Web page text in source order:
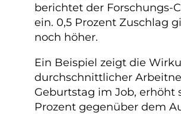
berichtet der Forschungs-
ein. 0,5 Prozent Zuschlag
noch höher.
Ein Beispiel zeigt die
durchschnittlicher
Geburtstag im Job, erhöht
Prozent gegenüber dem